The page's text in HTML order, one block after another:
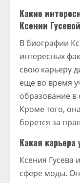
Какие
Ксении
В биографии
интересных
свою карьеру
еще во время
образование в
Кроме того,
борется за
Какая карьера
Ксения Гусева
сфере моды.